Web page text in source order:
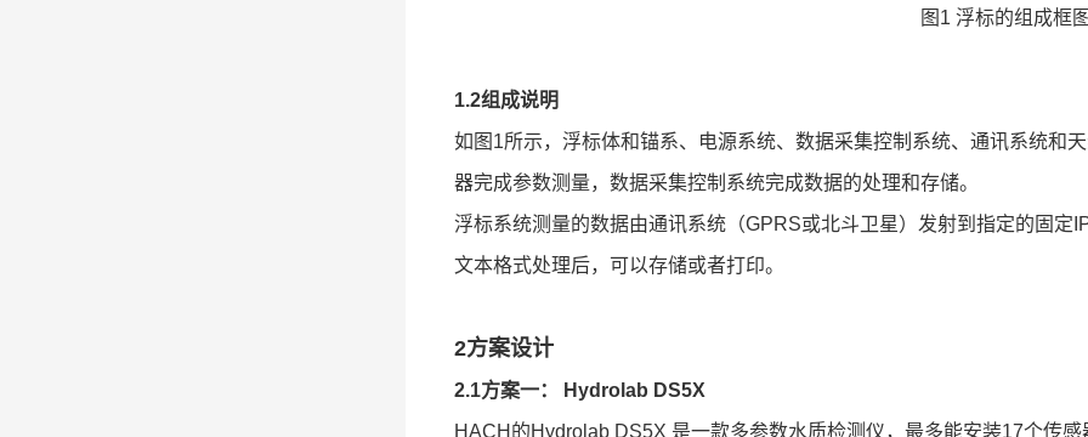
图1 浮标的组成框
1.2组成说明
如图1所示，浮标体和锚系、电源系统、数据采集控制系统、通讯系统和
器完成参数测量，数据采集控制系统完成数据的处理和存储。
浮标系统测量的数据由通讯系统（GPRS或北斗卫星）发射到指定的固定
文本格式处理后，可以存储或者打印。
2方案设计
2.1方案一： Hydrolab DS5X
HACH的Hydrolab DS5X 是一款多参数水质检测仪，最多能安装17个传